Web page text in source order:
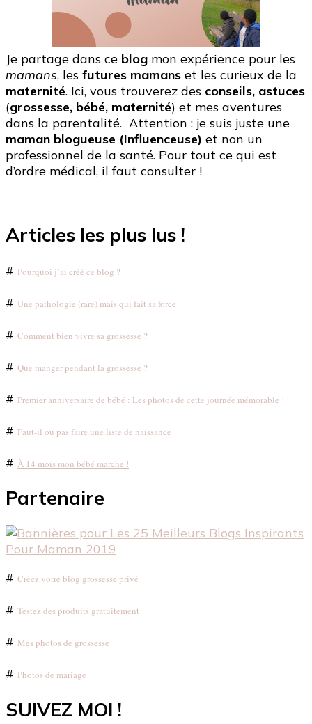
Je partage dans ce blog mon expérience pour les
mamans, les futures mamans et les curieux de la
maternité. Ici, vous trouverez des conseils, astuces
(grossesse, bébé, maternité) et mes aventures
dans la parentalité. Attention : je suis juste une
maman blogueuse (Influenceuse) et non un
professionnel de la santé. Pour tout ce qui est
d’ordre médical, il faut consulter !
Articles les plus lus !
# Pourquoi j’ai créé ce blog ?
# Une pathologie (rare) mais qui fait sa force
# Comment bien vivre sa grossesse ?
# Que manger pendant la grossesse ?
# Premier anniversaire de bébé : Les photos de cette journée mémorable !
# Faut-il ou pas faire une liste de naissance
# À 14 mois mon bébé marche !
Partenaire
# Créez votre blog grossesse privé
# Testez des produits gratuitement
# Mes photos de grossesse
# Photos de mariage
SUIVEZ MOI !